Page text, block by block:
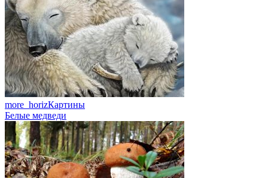
more_horizКартины
Белые медведи